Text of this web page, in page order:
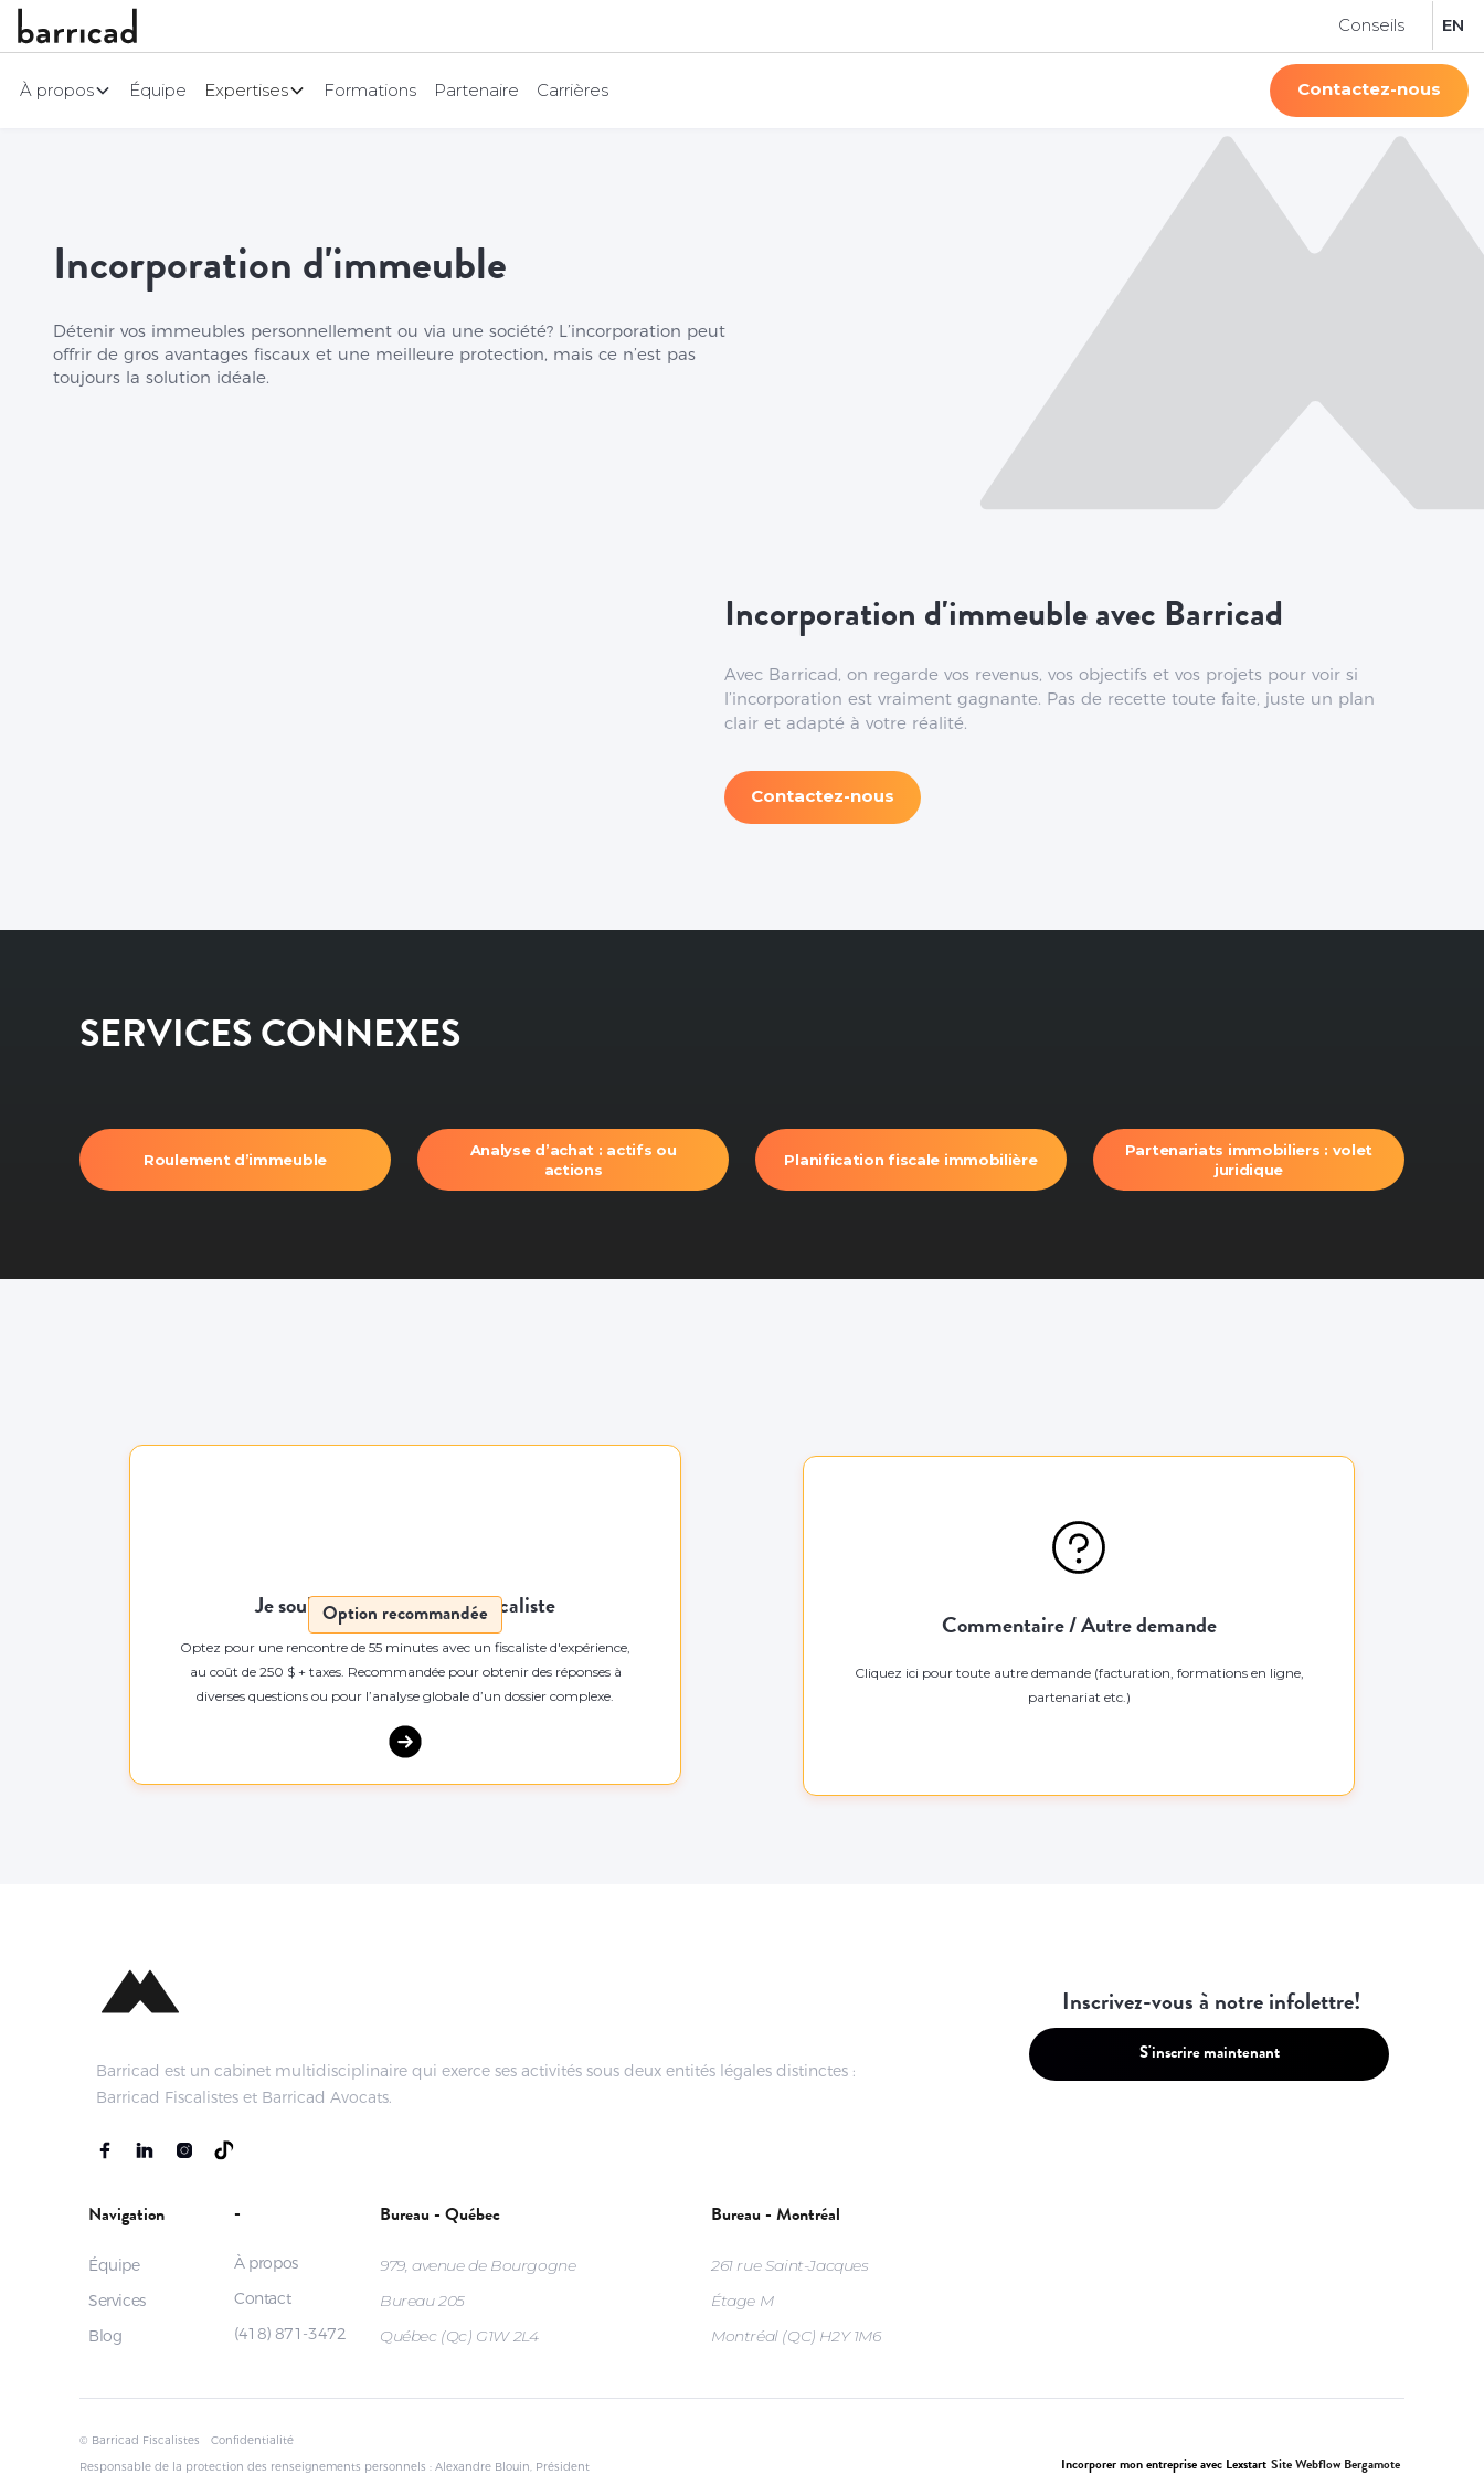
Conseils EN
À propos Équipe Expertises Formations Partenaire Carrières Contactez-nous
Incorporation d'immeuble
Détenir vos immeubles personnellement ou via une société? L’incorporation peut
offrir de gros avantages fiscaux et une meilleure protection, mais ce n’est pas
toujours la solution idéale.
Incorporation d'immeuble avec Barricad
Avec Barricad, on regarde vos revenus, vos objectifs et vos projets pour voir si
l’incorporation est vraiment gagnante. Pas de recette toute faite, juste un plan
clair et adapté à votre réalité.
Contactez-nous
SERVICES CONNEXES
Roulement d’immeuble
Analyse d’achat : actifs ou
actions
Planification fiscale immobilière
Partenariats immobiliers : volet
juridique
Option recommandée
Je souhaite rencontrer un fiscaliste
Optez pour une rencontre de 55 minutes avec un fiscaliste d'expérience,
au coût de 250 $ + taxes. Recommandée pour obtenir des réponses à
diverses questions ou pour l’analyse globale d’un dossier complexe.
Commentaire / Autre demande
Cliquez ici pour toute autre demande (facturation, formations en ligne,
partenariat etc.)
Barricad est un cabinet multidisciplinaire qui exerce ses activités sous deux entités légales distinctes :
Barricad Fiscalistes et Barricad Avocats.
Inscrivez-vous à notre infolettre!
S'inscrire maintenant
Navigation
Équipe
Services
Blog
-
À propos
Contact
(418) 871-3472
Bureau - Québec
979, avenue de Bourgogne
Bureau 205
Québec (Qc) G1W 2L4
Bureau - Montréal
261 rue Saint-Jacques
Étage M
Montréal (QC) H2Y 1M6
© Barricad Fiscalistes
Confidentialité
Responsable de la protection des renseignements personnels : Alexandre Blouin, Président
Incorporer mon entreprise avec Lexstart Site Webflow Bergamote